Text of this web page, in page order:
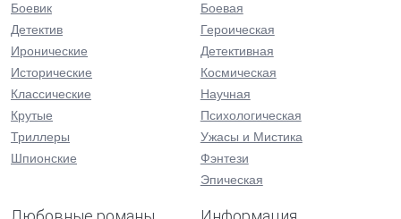
Боевик
Детектив
Иронические
Исторические
Классические
Крутые
Триллеры
Шпионские
Боевая
Героическая
Детективная
Космическая
Научная
Психологическая
Ужасы и Мистика
Фэнтези
Эпическая